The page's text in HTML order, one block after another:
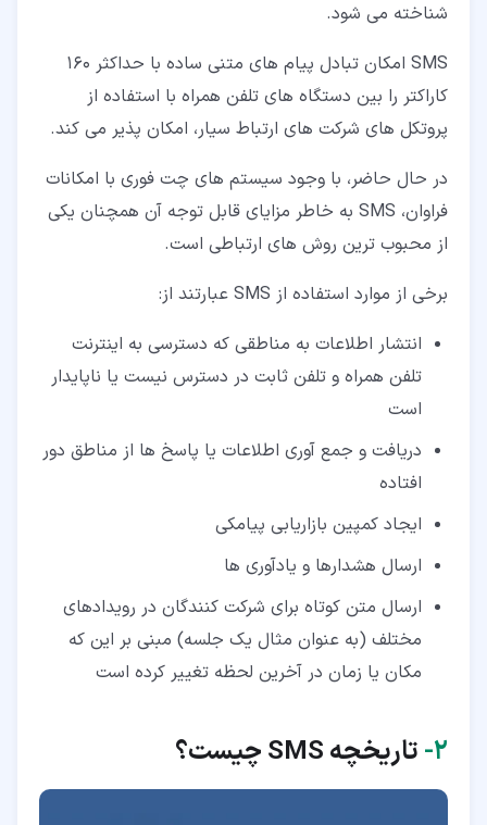
شناخته می شود.
SMS امکان تبادل پیام های متنی ساده با حداکثر 160
کاراکتر را بین دستگاه های تلفن همراه با استفاده از
پروتکل های شرکت های ارتباط سیار، امکان پذیر می کند.
در حال حاضر، با وجود سیستم های چت فوری با امکانات
فراوان، SMS به خاطر مزایای قابل توجه آن همچنان یکی
از محبوب ترین روش های ارتباطی است.
برخی از موارد استفاده از SMS عبارتند از:
انتشار اطلاعات به مناطقی که دسترسی به اینترنت
تلفن همراه و تلفن ثابت در دسترس نیست یا ناپایدار
است
دریافت و جمع آوری اطلاعات یا پاسخ ها از مناطق دور
افتاده
ایجاد کمپین بازاریابی پیامکی
ارسال هشدارها و یادآوری ها
ارسال متن کوتاه برای شرکت کنندگان در رویدادهای
مختلف (به عنوان مثال یک جلسه) مبنی بر این که
مکان یا زمان در آخرین لحظه تغییر کرده است
۲‏- تاریخچهSMSچیست؟